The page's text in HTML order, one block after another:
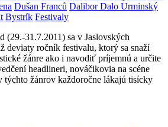
Dušan Franců Dalibor Dalo Urminský
Bystrík Festivaly
(29.-31.7.2011) sa v Jaslovských
deviaty ročník festivalu, ktorý sa snaží
žánre ako i navodiť príjemnú a určite
headlineri, nováčikovia na scéne
týchto žánrov každoročne lákajú tisícky